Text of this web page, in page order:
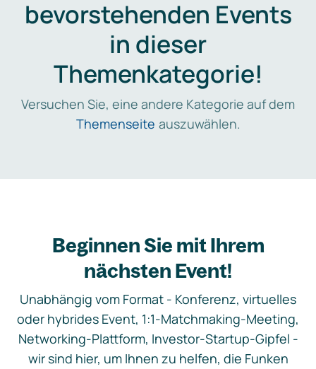
bevorstehenden Events
in dieser
Themenkategorie!
Versuchen Sie, eine andere Kategorie auf dem
Themenseite auszuwählen.
Beginnen Sie mit Ihrem
nächsten Event!
Unabhängig vom Format - Konferenz, virtuelles
oder hybrides Event, 1:1-Matchmaking-Meeting,
Networking-Plattform, Investor-Startup-Gipfel -
wir sind hier, um Ihnen zu helfen, die Funken